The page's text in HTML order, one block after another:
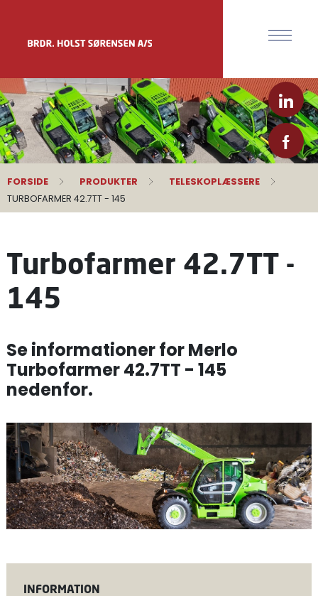
FORSIDE PRODUKTER
TELESKOPLÆSSERE
TURBOFARMER 42.7TT - 145
Turbofarmer 42.7TT -
145
Se informationer for Merlo
Turbofarmer 42.7TT - 145
nedenfor.
INFORMATION